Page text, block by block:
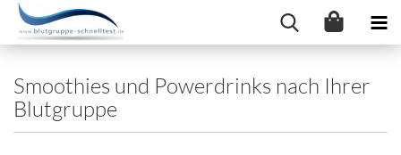
Smoothies und Powerdrinks nach Ihrer
Blutgruppe